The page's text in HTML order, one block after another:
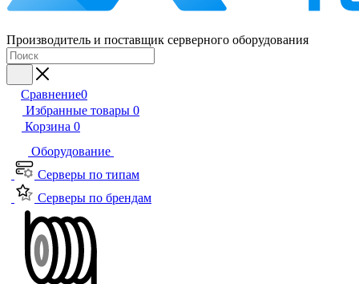
Производитель и поставщик серверного оборудования
Сравнение0
Избранные товары 0
Корзина 0
Оборудование
Серверы по типам
Серверы по брендам